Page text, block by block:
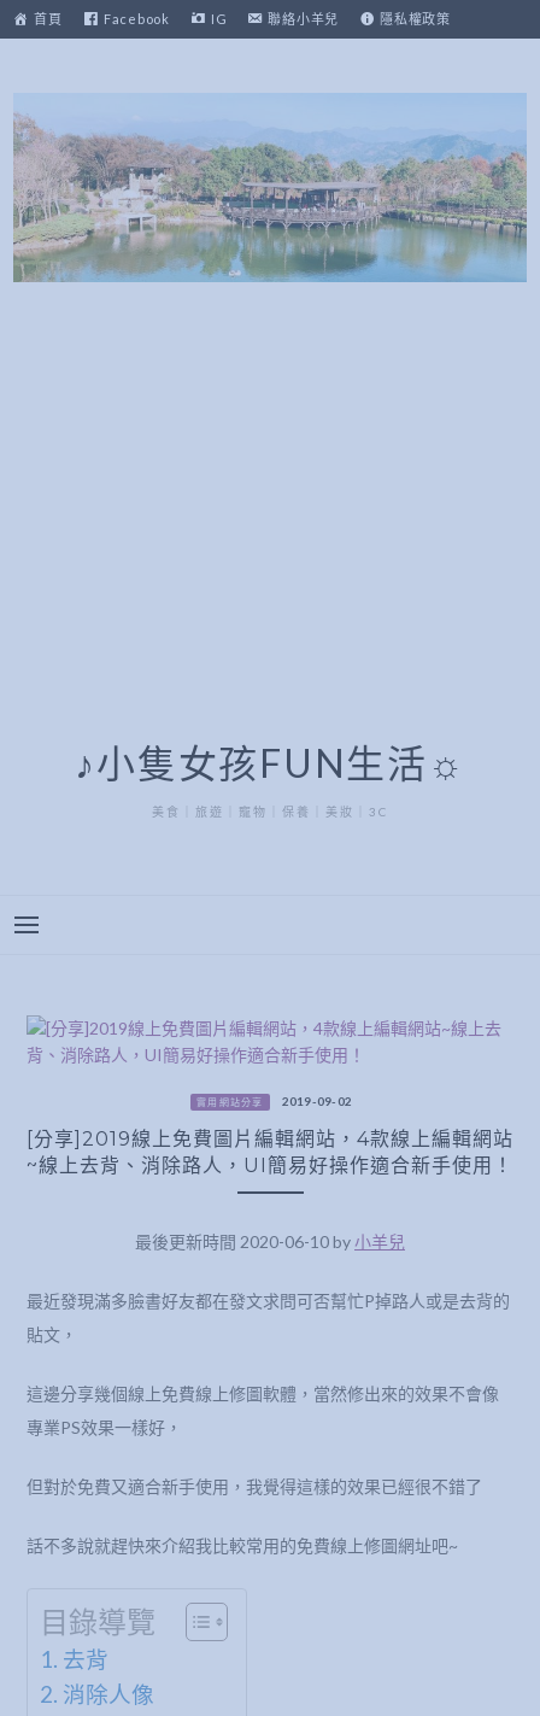
至
內
首頁 Facebook IG 聯絡小羊兒 隱私權政策
♪小隻女孩FUN生活☼
美食｜旅遊｜寵物｜保養｜美妝｜3C
實用網站分享 2019-09-02
[分享]2019線上免費圖片編輯網站，4款線上編輯網站
~線上去背、消除路人，UI簡易好操作適合新手使用！
最後更新時間 2020-06-10 by 小羊兒
最近發現滿多臉書好友都在發文求問可否幫忙P掉路人或是去背的
貼文，
這邊分享幾個線上免費線上修圖軟體，當然修出來的效果不會像
專業PS效果一樣好，
但對於免費又適合新手使用，我覺得這樣的效果已經很不錯了
話不多說就趕快來介紹我比較常用的免費線上修圖網址吧~
目錄導覽
去背
消除人像